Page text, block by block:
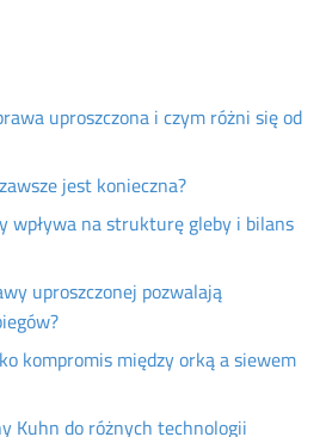
uproszczona i czym różni się od
jest konieczna?
wpływa na strukturę gleby i bilans
uproszczonej pozwalają
kompromis między orką a siewem
Kuhn do różnych technologii